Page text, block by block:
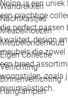
Wandrekken
Nachtkastjes
Meubelhoezen
Meubelonderhoud
Eigen Collectie
Verlichting
Binnenverlichting
Hanglampen
Nolon is een uniek
een prachtige
die perfect passen
kwaliteit, design
meubels die
een breed
woonstijlen, zoals
minimalistisch.